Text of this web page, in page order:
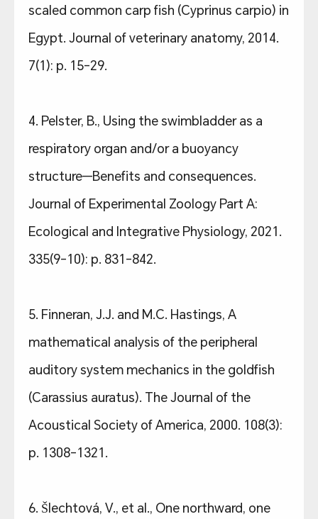
scaled common carp fish (Cyprinus carpio) in
Egypt. Journal of veterinary anatomy, 2014.
7(1): p. 15-29.
4. Pelster, B., Using the swimbladder as a
respiratory organ and/or a buoyancy
structure—Benefits and consequences.
Journal of Experimental Zoology Part A:
Ecological and Integrative Physiology, 2021.
335(9-10): p. 831-842.
5. Finneran, J.J. and M.C. Hastings, A
mathematical analysis of the peripheral
auditory system mechanics in the goldfish
(Carassius auratus). The Journal of the
Acoustical Society of America, 2000. 108(3):
p. 1308-1321.
6. Šlechtová, V., et al., One northward, one